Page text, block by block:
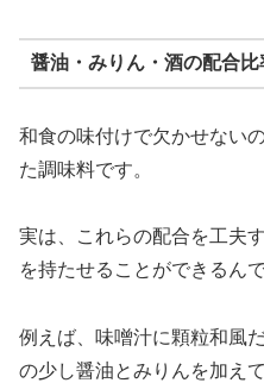
醤油・みりん・酒の配合比
和食の味付けで欠かせない
た調味料です。
実は、これらの配合を工夫
を持たせることができるんで
例えば、味噌汁に顆粒和風
の少し醤油とみりんを加え